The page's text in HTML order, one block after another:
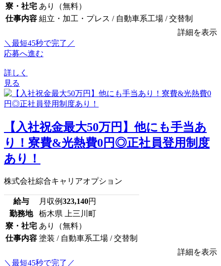
寮・社宅 あり（無料）
仕事内容 組立・加工・プレス / 自動車系工場 / 交替制
詳細を表示
＼最短45秒で完了／
応募へ進む
詳しく
見る
【入社祝金最大50万円】他にも手当あ
り！寮費&光熱費0円◎正社員登用制度
あり！
株式会社綜合キャリアオプション
給与 月収例323,140円
勤務地
栃木県 上三川町
寮・社宅 あり（無料）
仕事内容 塗装 / 自動車系工場 / 交替制
詳細を表示
＼最短45秒で完了／